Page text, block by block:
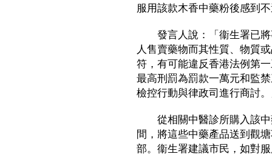
服用該款木香中藥粉後感到
發言人說：「衞生署已將
人售賣藥物而其性質、物質
符，有可能違反香港法例第
最高刑罰為罰款一萬元和監
檢控行動與律政司進行商討
從相關中醫診所購入該中
間，將這些中藥產品送到觀
部。衞生署建議市民，如對